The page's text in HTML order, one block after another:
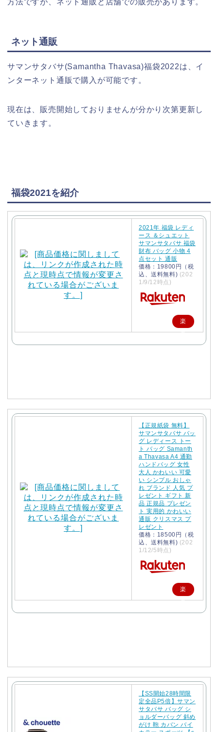
ネット通販
サマンサタバサ(Samantha Thavasa)福袋2022は、イ
ンターネット通販で購入が可能です。
現在は、販売開始しておりませんが分かり次第更新し
ていきます。
福袋2021を紹介
2021年 福袋 レディ
ース ＆シュエット
サマンサタバサ 福袋
財布 バッグ 小物 4
点セット 通販
価格：19800円（税
込、送料無料) (202
1/9/12時点)
楽
天
で
【正規紙袋 無料】
サマンサタバサ バッ
グ レディース トー
ト バッグ Samanth
a Thavasa A4 通勤
ハンドバッグ 女性
大人 かわいい 可愛
い シンプル おしゃ
れ ブランド 人気 プ
レゼント ギフト 新
品 正規品 プレゼン
ト 実用的 かわいい
通販 クリスマス プ
レゼント
価格：18500円（税
込、送料無料) (202
1/12/5時点)
楽
天
で
【SS開始28時間限
定全品P5倍】サマン
サタバサ バッグ シ
ョルダーバッグ 斜め
がけ 鞄 カバン バイ